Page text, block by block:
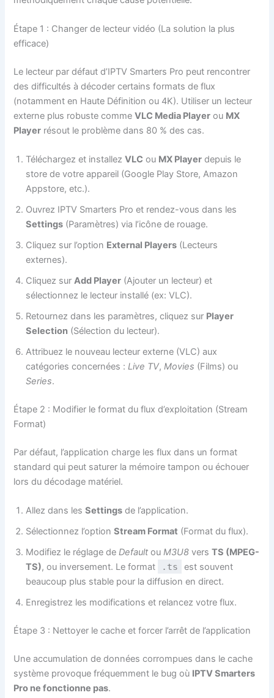
Étape 1 : Changer de lecteur vidéo (La solution la plus
efficace)
Le lecteur par défaut d’IPTV Smarters Pro peut rencontrer
des difficultés à décoder certains formats de flux
(notamment en Haute Définition ou 4K). Utiliser un lecteur
externe plus robuste commeVLC Media Player ou MX
Player résout le problème dans 80 % des cas.
Téléchargez et installezVLC ou MX Player depuis le
store de votre appareil (Google Play Store, Amazon
Appstore, etc.).
Ouvrez IPTV Smarters Pro et rendez-vous dans les
Settings (Paramètres) via l’icône de rouage.
Cliquez sur l’option External Players (Lecteurs
externes).
Cliquez surAdd Player (Ajouter un lecteur) et
sélectionnez le lecteur installé (ex: VLC).
Retournez dans les paramètres, cliquez sur Player
Selection (Sélection du lecteur).
Attribuez le nouveau lecteur externe (VLC) aux
catégories concernées :Live TV,Movies (Films) ou
Series.
Étape 2 : Modifier le format du flux d’exploitation (Stream
Format)
Par défaut, l’application charge les flux dans un format
standard qui peut saturer la mémoire tampon ou échouer
lors du décodage matériel.
Allez dans lesSettings de l’application.
Sélectionnez l’optionStream Format (Format du flux).
Modifiez le réglage deDefault ouM3U8 versTS (MPEG-
TS), ou inversement. Le format .ts
est souvent
beaucoup plus stable pour la diffusion en direct.
Enregistrez les modifications et relancez votre flux.
Étape 3 : Nettoyer le cache et forcer l’arrêt de l’application
Une accumulation de données corrompues dans le cache
système provoque fréquemment le bug où IPTV Smarters
Pro ne fonctionne pas.